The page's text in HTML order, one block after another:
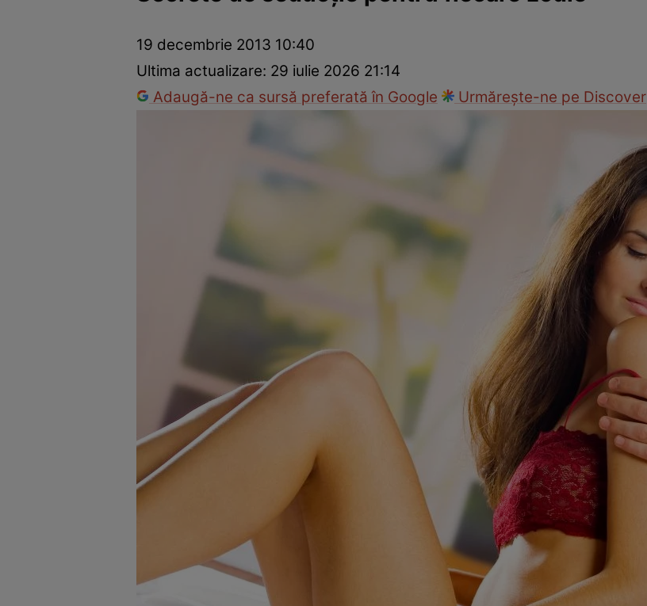
Dragoste și Sex EvenimenteHoroscop
19 decembrie 2013 10:40
Ultima actualizare: 29 iulie 2026 21:14
Adaugă-ne ca sursă preferată în Google
Urmărește-ne pe Discover